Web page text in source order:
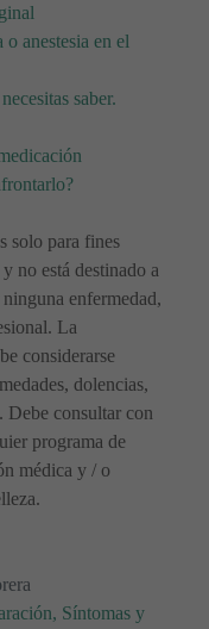
anestesia en el
saber.
solo para fines
no está destinado a
enfermedad,
La
considerarse
dolencias,
Debe consultar con
programa de
médica y / o
Síntomas y